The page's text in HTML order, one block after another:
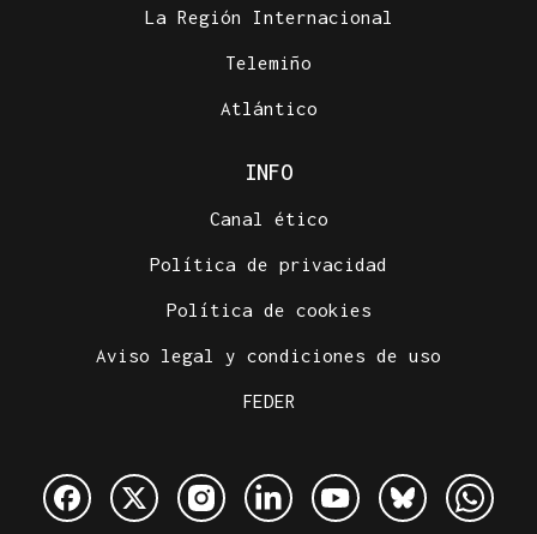
La Región Internacional
Telemiño
Atlántico
INFO
Canal ético
Política de privacidad
Política de cookies
Aviso legal y condiciones de uso
FEDER